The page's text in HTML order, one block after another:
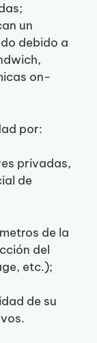
un
debido a
on-
por:
privadas,
de
de la
del
etc.);
de su